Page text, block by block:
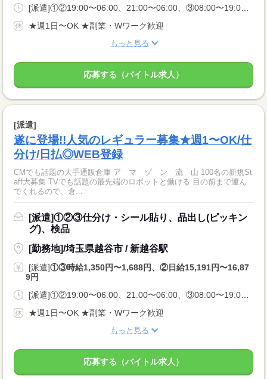
★週1日〜OK ★副業・Wワーク歓迎
もっと見る
応募する（バイトル求人）
[派遣]
遂に登場!!人気のレギュラー募集★週1〜OK/仕
分け/日払◎WEB登録
CMでも話題の大手通販倉庫 ア マ ゾ ン 流 山 100名の新規St
aff大募集 TVでも話題の最先端のロボットと働ける 目の前まで運ん
でくれるので、倉...
[派遣]①②③仕分け・シール貼り、品出し(ピッキン
グ)、検品
[勤務地]/埼玉県越谷市 / 新越谷駅
[派遣]①③時給1,350円〜1,688円、②日給15,191円〜16,87
9円
★週1日〜OK ★副業・Wワーク歓迎
もっと見る
応募する（バイトル求人）